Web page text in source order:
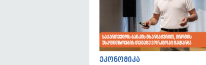
ეკონომიკა